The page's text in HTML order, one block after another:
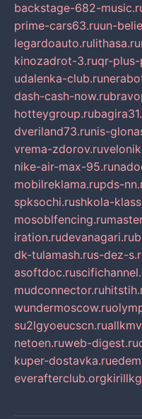
backstage-682-
prime-cars63.ruun-
legardoauto.rulithasa.ru
kinozadrot-3.ruqr-
udalenka-club.ru
dash-cash-now.ru
hotteygroup.ru
dveriland73.runis-
vrema-zdorov.ru
nike-air-max-95.ru
mobilreklama.rupds-
spksochi.rushkola-
mosoblfencing.ru
iration.rudevanagari.ru
dk-tulamash.rus-dez-
asoftdoc.ru
mudconnector.ru
wundermoscow.ru
su2lgyoeucscn.ru
netoen.ruweb-digest.ru
kuper-dostavka.ru
everafterclub.org